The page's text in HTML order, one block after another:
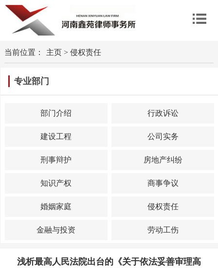
当前位置： 主页> 侵权责任
专业部门
部门介绍 行政诉讼
建设工程 公司实务
刑事辩护 房地产纠纷
知识产权 商事争议
婚姻家庭 侵权责任
金融与投资 劳动工伤
浅析最高人民法院出台的《关于依法妥善审理高